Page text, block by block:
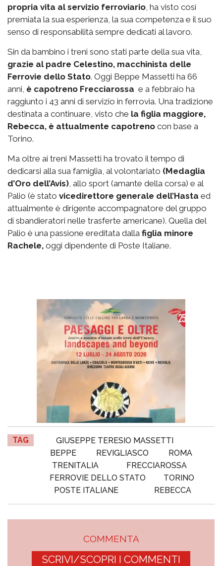
propria vita al servizio ferroviario , ha visto così
premiata la sua esperienza, la sua competenza e il suo
senso di responsabilità sempre dedicati al lavoro.
Sin da bambino i treni sono stati parte della sua vita,
grazie al padre Celestino, macchinista delle
Ferrovie dello Stato. Oggi Beppe Massetti ha 66
anni, è capotreno Frecciarossa e a febbraio ha
raggiunto i 43 anni di servizio in ferrovia. Una tradizione
destinata a continuare, visto che la figlia maggiore,
Rebecca, è attualmente capotreno con base a
Torino.
Ma oltre ai treni Massetti ha trovato il tempo di
dedicarsi alla sua famiglia, al volontariato (Medaglia
d’Oro dell’Avis) , allo sport (amante della corsa) e al
Palio (è stato vicedirettore generale dell’Hasta ed
attualmente è dirigente accompagnatore del gruppo
di sbandieratori nelle trasferte americane). Quella del
Palio è una passione ereditata dalla figlia minore
Rachele, oggi dipendente di Poste Italiane.
TAG
GIUSEPPE TERESIO MASSETTI
BEPPE
REVIGLIASCO
ROMA
TRENITALIA
FRECCIAROSSA
FERROVIE DELLO STATO
TORINO
POSTE ITALIANE
REBECCA
COMMENTA
SCRIVI/SCOPRI I COMMENTI